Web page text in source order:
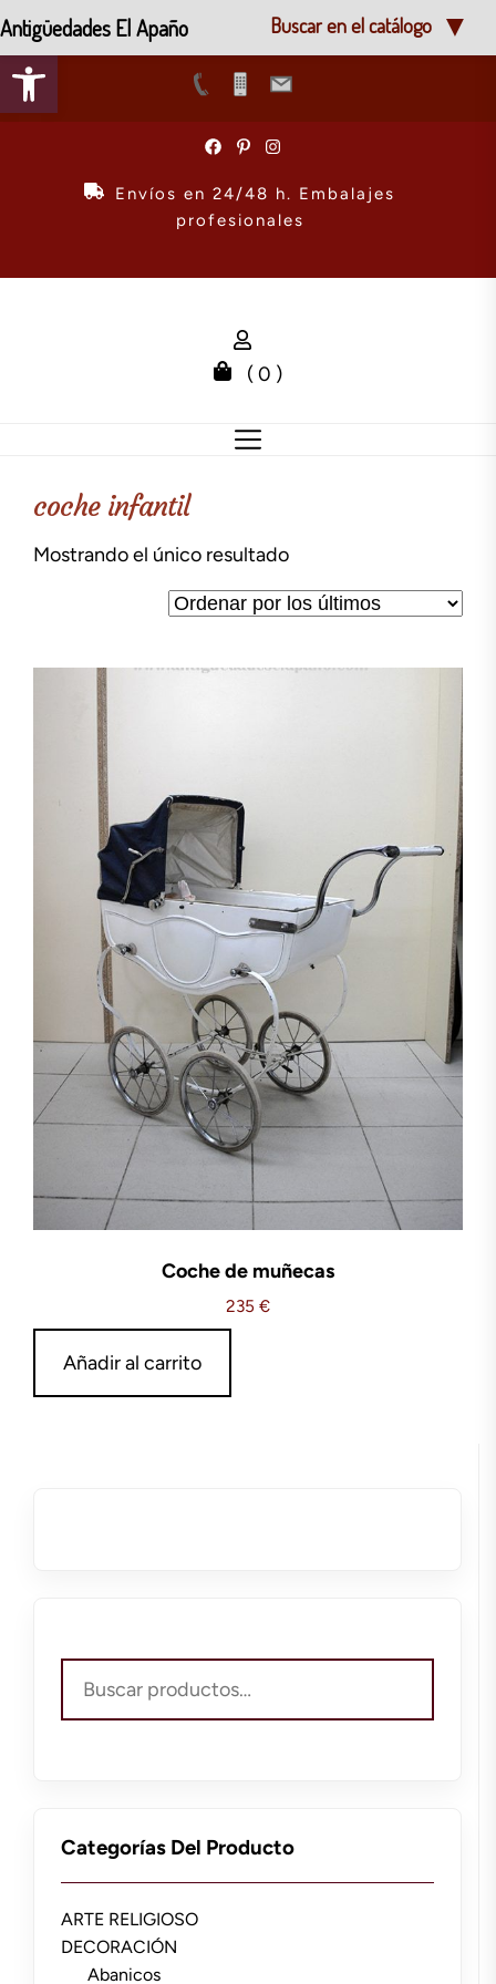
Abrir barra de herramientas
Envíos en 24/48 h. Embalajes
profesionales
( 0 )
coche infantil
Mostrando el único resultado
Coche de muñecas
235 €
Añadir al carrito
por:
Categorías Del Producto
ARTE RELIGIOSO
DECORACIÓN
Abanicos
Antigüedades El Apaño Buscar en el catálogo